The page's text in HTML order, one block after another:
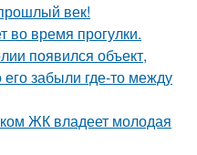
век!
во время прогулки.
появился объект,
забыли где-то между
ЖК владеет молодая